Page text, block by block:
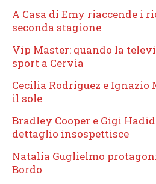
A Casa di Emy riaccende i
seconda stagione
Vip Master: quando la
sport a Cervia
Cecilia Rodriguez e Ignazio
il sole
Bradley Cooper e Gigi
dettaglio insospettisce
Natalia Guglielmo
Bordo